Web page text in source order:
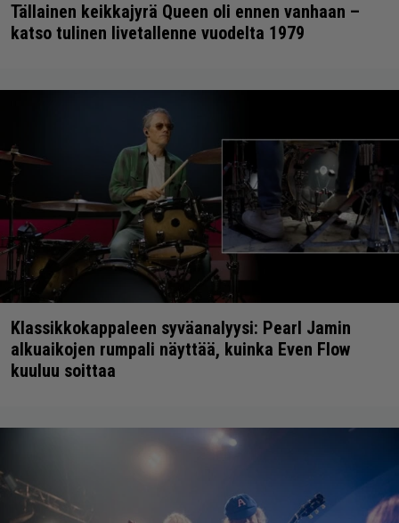
Tällainen keikkajyrä Queen oli ennen vanhaan –
katso tulinen livetallenne vuodelta 1979
Klassikkokappaleen syväanalyysi: Pearl Jamin
alkuaikojen rumpali näyttää, kuinka Even Flow
kuuluu soittaa